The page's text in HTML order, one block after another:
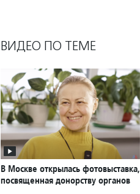
ВИДЕО ПО ТЕМЕ
В Москве открылась фотовыставка,
посвященная донорству органов